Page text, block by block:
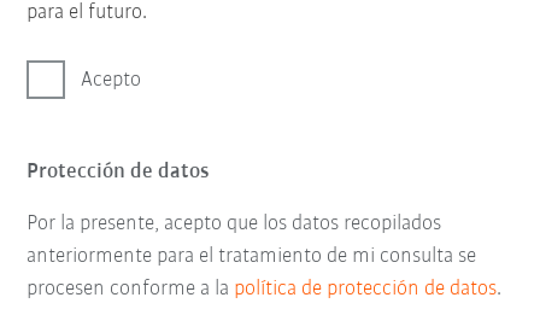
para el futuro.
Acepto
Protección de datos
Por la presente, acepto que los datos recopilados
anteriormente para el tratamiento de mi consulta se
procesen conforme a la política de protección de datos.